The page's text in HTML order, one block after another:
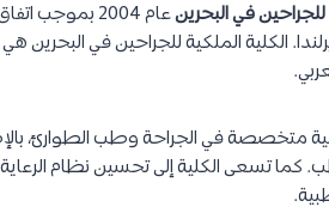
للجراحين في البحرين
عام 2004
الكلية الملكية للجراحين في
متخصصة في الجراحة وطب الطوارئ،
كما تسعى الكلية إلى تحسين نظام